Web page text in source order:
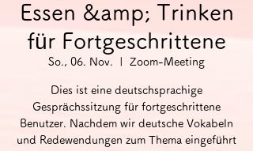
Essen &amp; Trinken
für Fortgeschrittene
So., 06. Nov. Zoom-Meeting
Dies ist eine deutschsprachige
Gesprächssitzung für fortgeschrittene
Benutzer. Nachdem wir deutsche Vokabeln
und Redewendungen zum Thema eingeführt